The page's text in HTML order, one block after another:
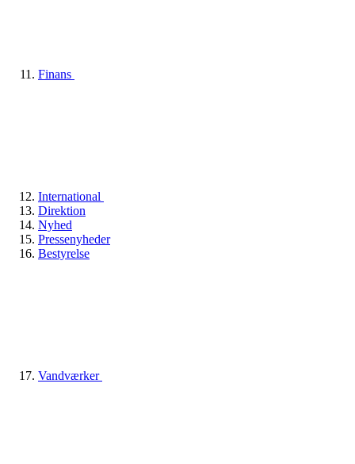
Finans
International
Direktion
Nyhed
Pressenyheder
Bestyrelse
Vandværker